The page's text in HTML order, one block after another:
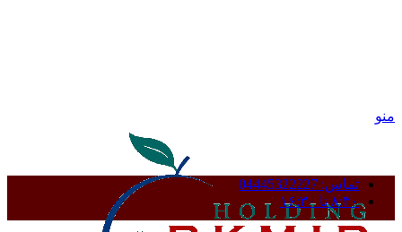
منو
تماس: 04445322227
۸:۳۰ تا ۱۶:۳۰